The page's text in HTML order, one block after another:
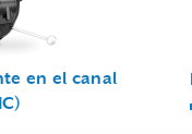
en el canal